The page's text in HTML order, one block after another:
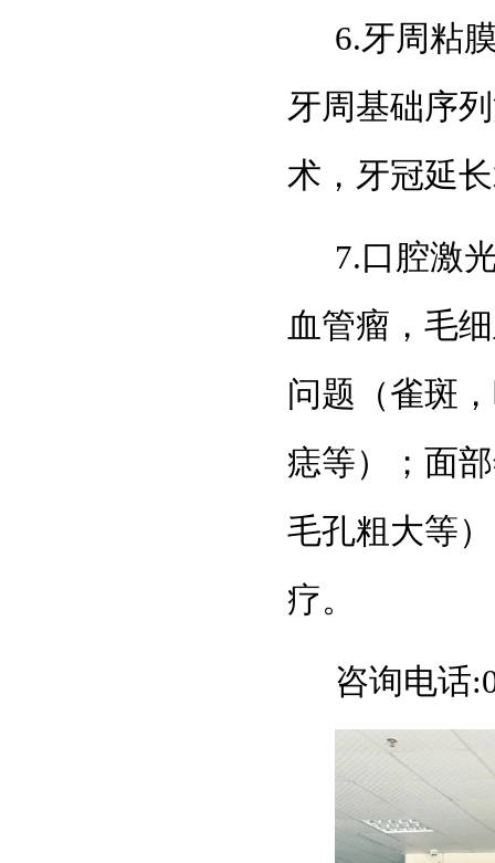
6.牙周粘
牙周基础序
术，牙冠延
7.口腔激
血管瘤，毛
问题（雀斑
痣等）；面
毛孔粗大等
疗。
咨询电话